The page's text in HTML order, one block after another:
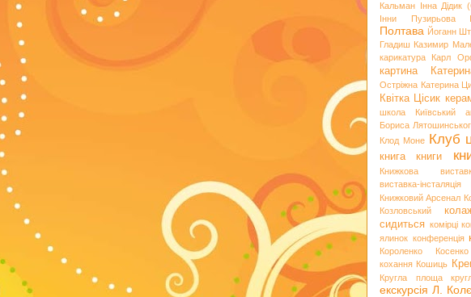
Кальман Інна Дідик
Інни Пузирьова
Полтава Йоганн
Гладиш Казимир
карикатура
Карл
картина
Остріжна Катерина
Квітка Цісик
школа
Київський
Бориса
Клод Моне
Клуб
книга книги
Книжкова
виставка-інсталяція
Книжковий Арсенал
Козловський
сидиться комірці
ялинок конференція
Короленко
Косенко
кохання Кошиць
Кругла площа
екскурсія Л.